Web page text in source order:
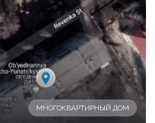
МНОГОКВАРТИРНЫЙ ДОМ